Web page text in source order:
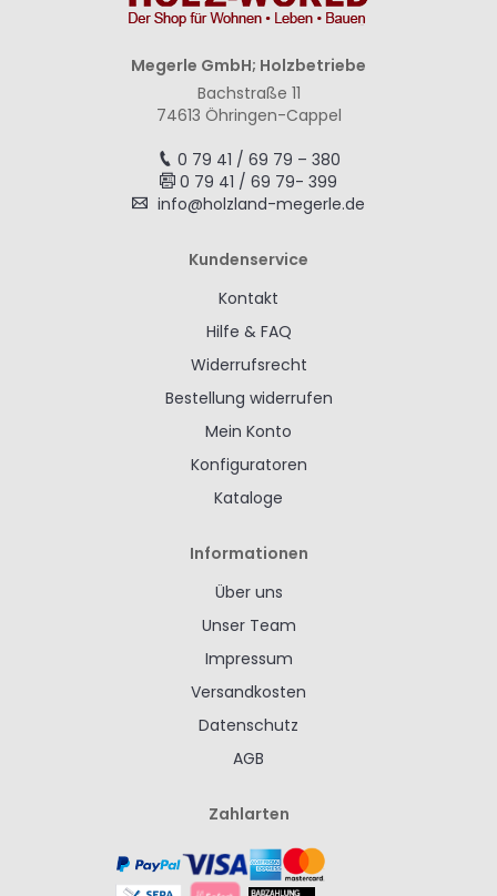
Megerle GmbH; Holzbetriebe
Bachstraße 11
74613 Öhringen-Cappel
0 79 41 / 69 79 – 380
0 79 41 / 69 79- 399
info@holzland-megerle.de
Kundenservice
Kontakt
Hilfe & FAQ
Widerrufsrecht
Bestellung widerrufen
Mein Konto
Konfiguratoren
Kataloge
Informationen
Über uns
Unser Team
Impressum
Versandkosten
Datenschutz
AGB
Zahlarten